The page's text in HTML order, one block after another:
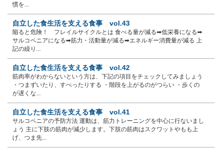
慣を...
自立した食生活を支える食事 vol.43
陥ると危険！ フレイルサイクルとは 食べる量が減る➡低栄養になる➡
サルコペニアになる➡筋力・活動量が減る➡エネルギー消費量が減る 上
記の繰り...
自立した食生活を支える食事 vol.42
筋肉率がわからないという方は、下記の項目をチェックしてみましょう
・つまずいたり、すべったりする ・階段を上がるのがつらい ・歩くの
が遅くな...
自立した食生活を支える食事 vol.41
サルコペニアの予防方法 運動は、筋力トレーニングを中心に行ないまし
ょう 主に下肢の筋肉が減少します。下肢の筋肉はスクワットやもも上
げ、つま先...